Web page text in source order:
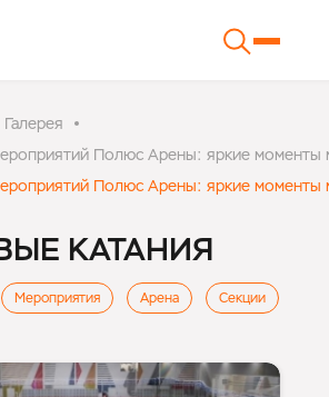
Галерея
Полюс Арены: яркие моменты
Полюс Арены: яркие моменты
КАТАНИЯ
Мероприятия Арена Секции